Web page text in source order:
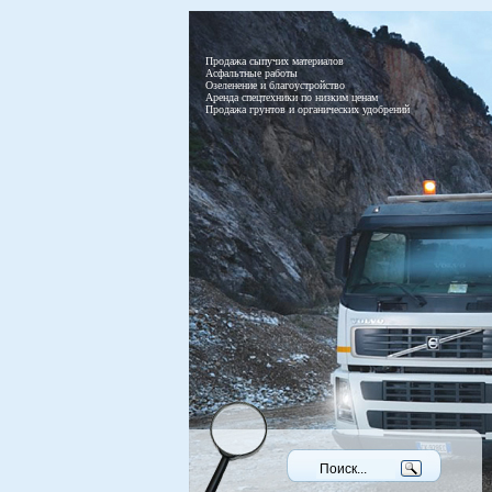
Продажа сыпучих материалов
Асфальтные работы
Озеленение и благоустройство
Аренда спецтехники по низким ценам
Продажа грунтов и органических удобрений